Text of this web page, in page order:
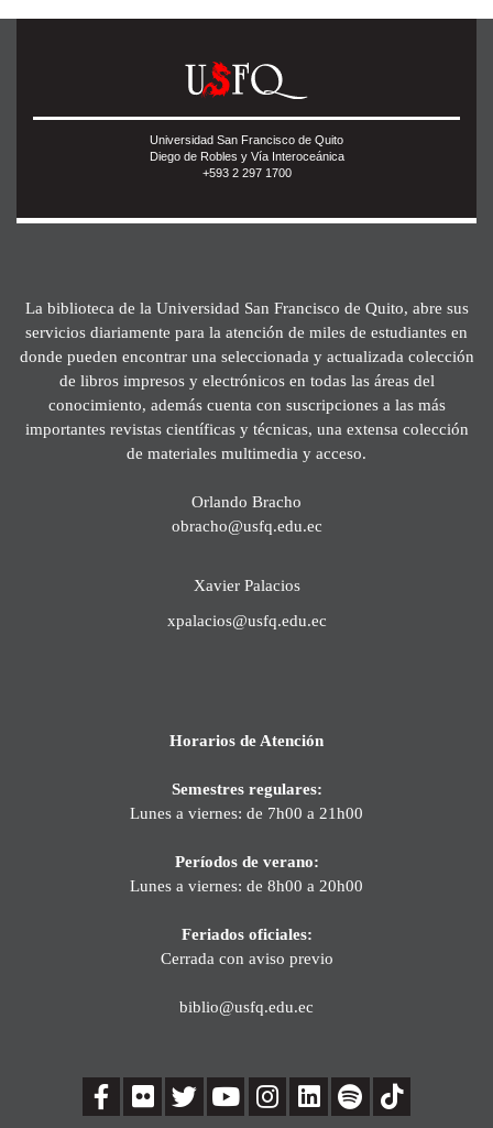
Universidad San Francisco de Quito
Diego de Robles y Vía Interoceánica
+593 2 297 1700
La biblioteca de la Universidad San Francisco de Quito, abre sus
servicios diariamente para la atención de miles de estudiantes en
donde pueden encontrar una seleccionada y actualizada colección
de libros impresos y electrónicos en todas las áreas del
conocimiento, además cuenta con suscripciones a las más
importantes revistas científicas y técnicas, una extensa colección
de materiales multimedia y acceso.
Orlando Bracho
obracho@usfq.edu.ec
Xavier Palacios
xpalacios@usfq.edu.ec
Horarios de Atención
Semestres regulares:
Lunes a viernes: de 7h00 a 21h00
Períodos de verano:
Lunes a viernes: de 8h00 a 20h00
Feriados oficiales:
Cerrada con aviso previo
biblio@usfq.edu.ec